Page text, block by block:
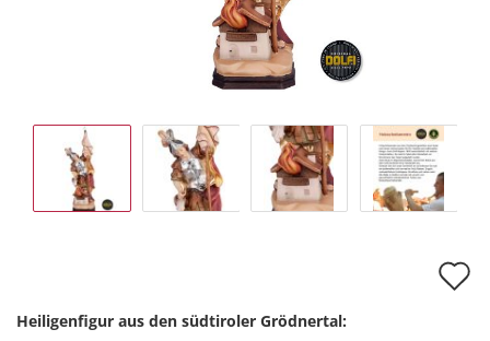
Heiligenfigur aus den südtiroler Grödnertal: